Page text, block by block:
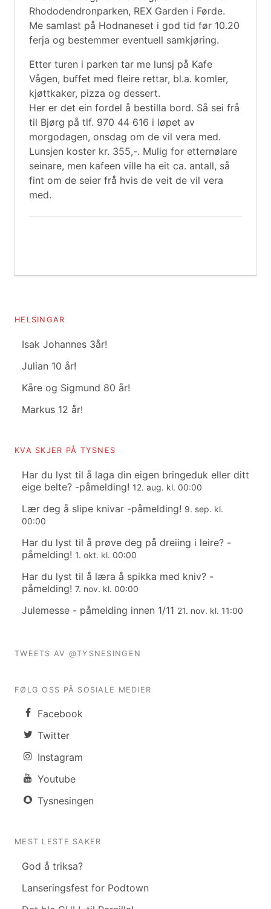
Rhododendronparken, REX Garden i Førde.
Me samlast på Hodnaneset i god tid før 10.20
ferja og bestemmer eventuell samkjøring.
Etter turen i parken tar me lunsj på Kafe
Vågen, buffet med fleire rettar, bl.a. komler,
kjøttkaker, pizza og dessert.
Her er det ein fordel å bestilla bord. Så sei frå
til Bjørg på tlf. 970 44 616 i løpet av
morgodagen, onsdag om de vil vera med.
Lunsjen koster kr. 355,-. Mulig for etternølare
seinare, men kafeen ville ha eit ca. antall, så
fint om de seier frå hvis de veit de vil vera
med.
HELSINGAR
Isak Johannes 3år!
Julian 10 år!
Kåre og Sigmund 80 år!
Markus 12 år!
KVA SKJER PÅ TYSNES
Har du lyst til å laga din eigen bringeduk eller ditt
eige belte? -påmelding! 12. aug. kl. 00:00
Lær deg å slipe knivar -påmelding! 9. sep. kl.
00:00
Har du lyst til å prøve deg på dreiing i leire? -
påmelding! 1. okt. kl. 00:00
Har du lyst til å læra å spikka med kniv? -
påmelding! 7. nov. kl. 00:00
Julemesse - påmelding innen 1/11 21. nov. kl. 11:00
TWEETS AV @TYSNESINGEN
FØLG OSS PÅ SOSIALE MEDIER
Facebook
Twitter
Instagram
Youtube
Tysnesingen
MEST LESTE SAKER
God å triksa?
Lanseringsfest for Podtown